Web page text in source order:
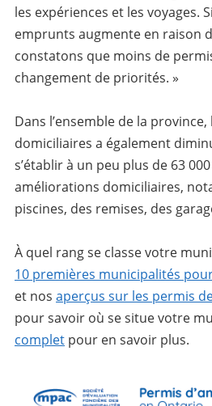
les expériences et les voyages.
emprunts augmente en raison
constatons que moins de
changement de priorités. »
Dans l’ensemble de la
domiciliaires a également
s’établir à un peu plus de 63
améliorations domiciliaires,
piscines, des remises, des
À quel rang se classe votre
10 premières municipalités
et nos aperçus sur les permis
pour savoir où se situe votre
complet pour en savoir plus.